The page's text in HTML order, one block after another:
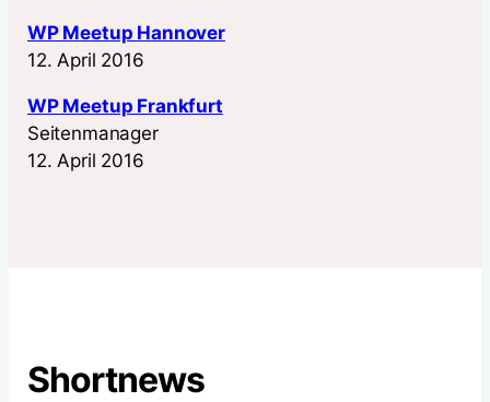
WP Meetup Hannover
12. April 2016
WP Meetup Frankfurt
Seitenmanager
12. April 2016
Shortnews